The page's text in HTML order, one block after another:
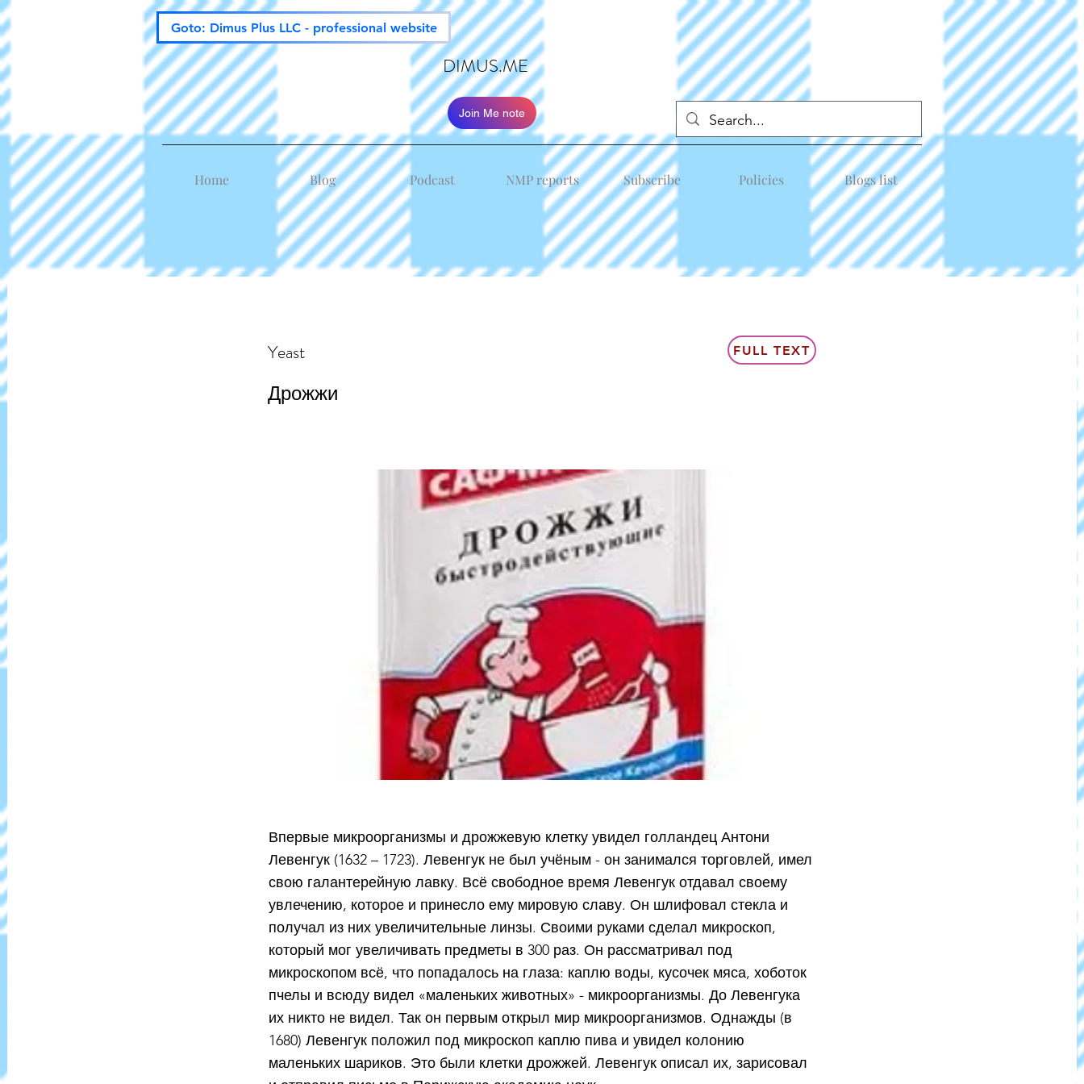
Goto: Dimus Plus LLC - professional website
DIMUS.ME
Join Me note
Home Blog Podcast NMP reports Subscribe Policies Blogs list
Yeast FULL TEXT
Дрожжи
Впервые микроорганизмы и дрожжевую клетку увидел голландец Антони
Левенгук (1632 – 1723). Левенгук не был учёным - он занимался торговлей, имел
свою галантерейную лавку. Всё свободное время Левенгук отдавал своему
увлечению, которое и принесло ему мировую славу. Он шлифовал стекла и
получал из них увеличительные линзы. Своими руками сделал микроскоп,
который мог увеличивать предметы в 300 раз. Он рассматривал под
микроскопом всё, что попадалось на глаза: каплю воды, кусочек мяса, хоботок
пчелы и всюду видел «маленьких животных» - микроорганизмы. До Левенгука
их никто не видел. Так он первым открыл мир микроорганизмов. Однажды (в
1680) Левенгук положил под микроскоп каплю пива и увидел колонию
маленьких шариков. Это были клетки дрожжей. Левенгук описал их, зарисовал